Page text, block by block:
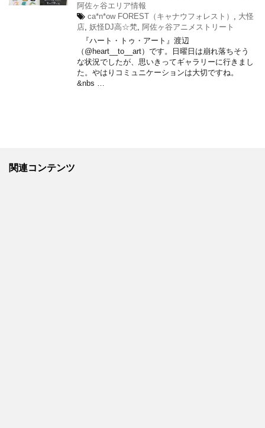
阿佐ヶ谷エリア情報
ca*n*ow FOREST（キャナウフォレスト）
大怪
店 妖怪DJ高☆梵 阿佐ヶ谷アニメストリート
『ハート・トゥ・アート』渡辺
（@heart__to__art）です。日曜日は崩れ落ちそう
な状況でしたが、思いきってギャラリーに行きまし
た。やはりコミュニケーションは大切ですね。
&nbs …
関連コンテンツ